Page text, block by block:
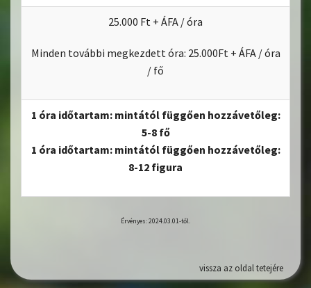
25.000 Ft + ÁFA / óra
Minden további megkezdett óra: 25.000Ft + ÁFA / óra
/ fő
1 óra időtartam: mintától függően hozzávetőleg:
5-8 fő
1 óra időtartam: mintától függően hozzávetőleg:
8-12 figura
Érvényes: 2024.03.01-től.
vissza az oldal tetejére